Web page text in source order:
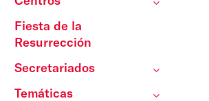
Fiesta de la
Resurrección
Secretariados
Temáticas